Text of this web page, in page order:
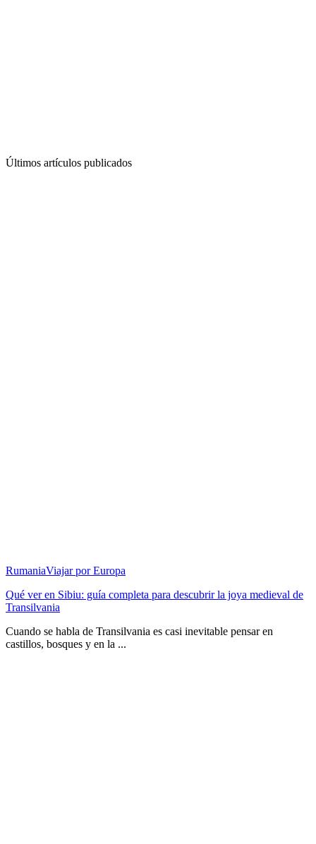
Últimos artículos publicados
RumaniaViajar por Europa
Qué ver en Sibiu: guía completa para descubrir la joya medieval de
Transilvania
Cuando se habla de Transilvania es casi inevitable pensar en
castillos, bosques y en la ...